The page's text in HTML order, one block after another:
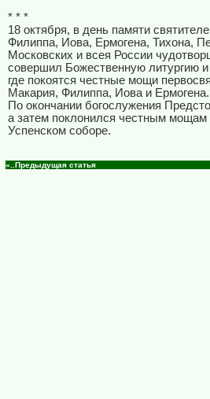
* * *
18 октября, в день памяти
Филиппа, Иова, Ермогена, Тихона,
Московских и всея России
совершил Божественную литургию
где покоятся честные мощи
Макария, Филиппа, Иова и Ермогена.
По окончании богослужения
а затем поклонился честным мощам
Успенском соборе.
«..Предыдущая статья